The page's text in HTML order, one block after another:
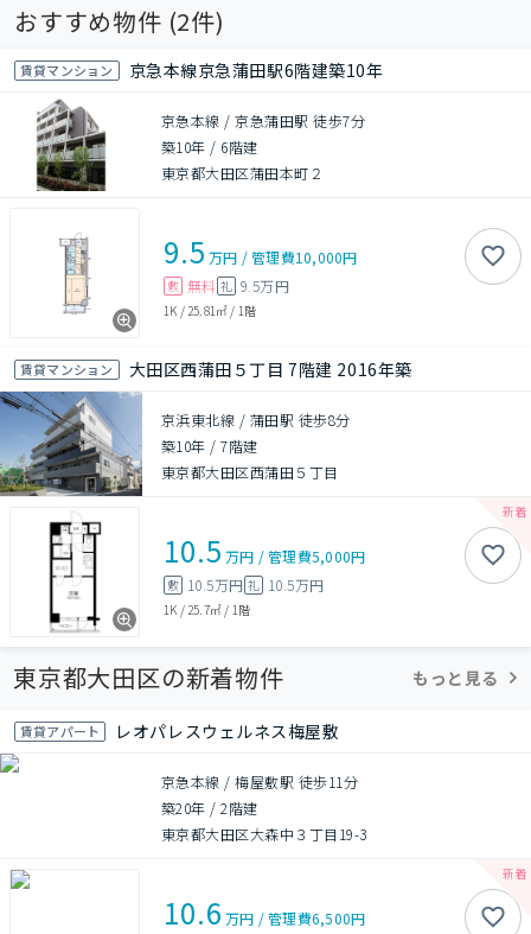
おすすめ物件 (2件)
賃貸マンション 京急本線京急蒲田駅6階建築10年
京急本線 / 京急蒲田駅 徒歩7分
築10年 / 6階建
東京都大田区蒲田本町２
9.5 万円 /管理費10,000円
敷 無料 礼 9.5万円
1K / 25.81㎡ / 1階
賃貸マンション 大田区西蒲田５丁目 7階建 2016年築
京浜東北線 / 蒲田駅 徒歩8分
築10年 /7階建
東京都大田区西蒲田５丁目
10.5 万円 /管理費5,000円
敷 10.5万円 礼 10.5万円
1K / 25.7㎡ / 1階
東京都大田区の新着物件 もっと見る
賃貸アパート レオパレスウェルネス梅屋敷
京急本線 / 梅屋敷駅 徒歩11分
築20年 /2階建
東京都大田区大森中３丁目19-3
10.6 万円 /管理費6,500円